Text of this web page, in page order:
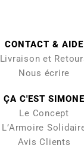
CONTACT & AIDE
Livraison et
Nous écrire
ÇA C'EST SIMONE
Le Concept
L’Armoire
Avis Clients